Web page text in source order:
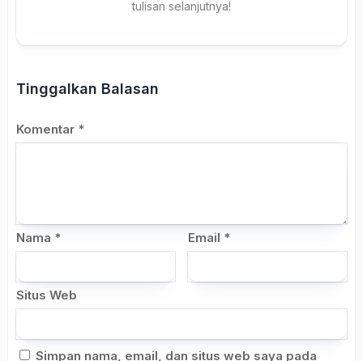
tulisan selanjutnya!
Tinggalkan Balasan
Komentar *
Nama * Email *
Situs Web
Simpan nama, email, dan situs web saya pada